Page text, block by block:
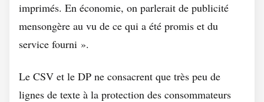
imprimés. En économie, on parlerait de publicité
mensongère au vu de ce qui a été promis et du
service fourni ».
Le CSV et le DP ne consacrent que très peu de
lignes de texte à la protection des consommateurs